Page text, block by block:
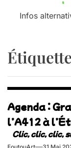
Infos
Agenda :
l’A412 à